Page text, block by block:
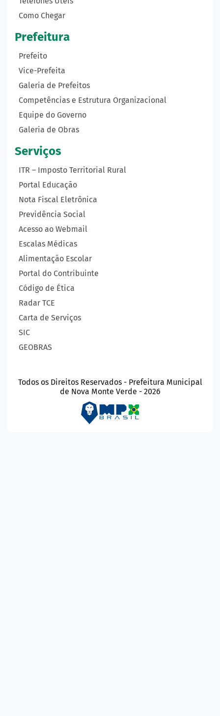
Como Chegar
Prefeitura
Prefeito
Vice-Prefeita
Galeria de Prefeitos
Competências e Estrutura Organizacional
Equipe do Governo
Galeria de Obras
Serviços
ITR – Imposto Territorial Rural
Portal Educação
Nota Fiscal Eletrônica
Previdência Social
Acesso ao Webmail
Escalas Médicas
Alimentação Escolar
Portal do Contribuinte
Código de Ética
Radar TCE
Carta de Serviços
SIC
GEOBRAS
Todos os Direitos Reservados - Prefeitura Municipal
de Nova Monte Verde - 2026